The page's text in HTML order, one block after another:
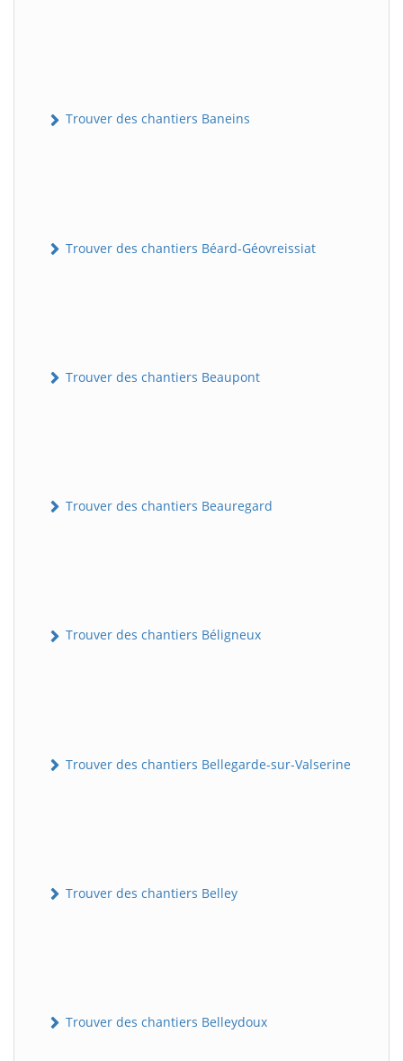
Trouver des chantiers Baneins
Trouver des chantiers Béard-Géovreissiat
Trouver des chantiers Beaupont
Trouver des chantiers Beauregard
Trouver des chantiers Béligneux
Trouver des chantiers Bellegarde-sur-Valserine
Trouver des chantiers Belley
Trouver des chantiers Belleydoux